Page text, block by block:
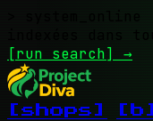
indexées dans
[run search] →
[shops]